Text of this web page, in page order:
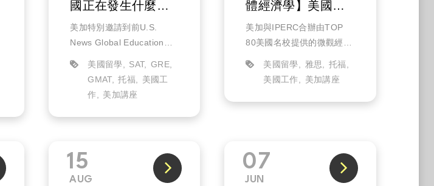
國正在發生什麼
事？】線上講座
美加特別邀請到前U.S.
News Global Education大
一定不容錯過！...
美國留學 SAT
GRE
GMAT
托福
美國工
作
美加講座
體經濟學】美國大
學先修課程旁聽(實
體)
美加與IPERC合辦由TOP
80美國名校提供的微觀經濟
教學模式。立即填單送出，
美國留學 雅思
托福
美國工作
美加講座
15
AUG
07
JUN